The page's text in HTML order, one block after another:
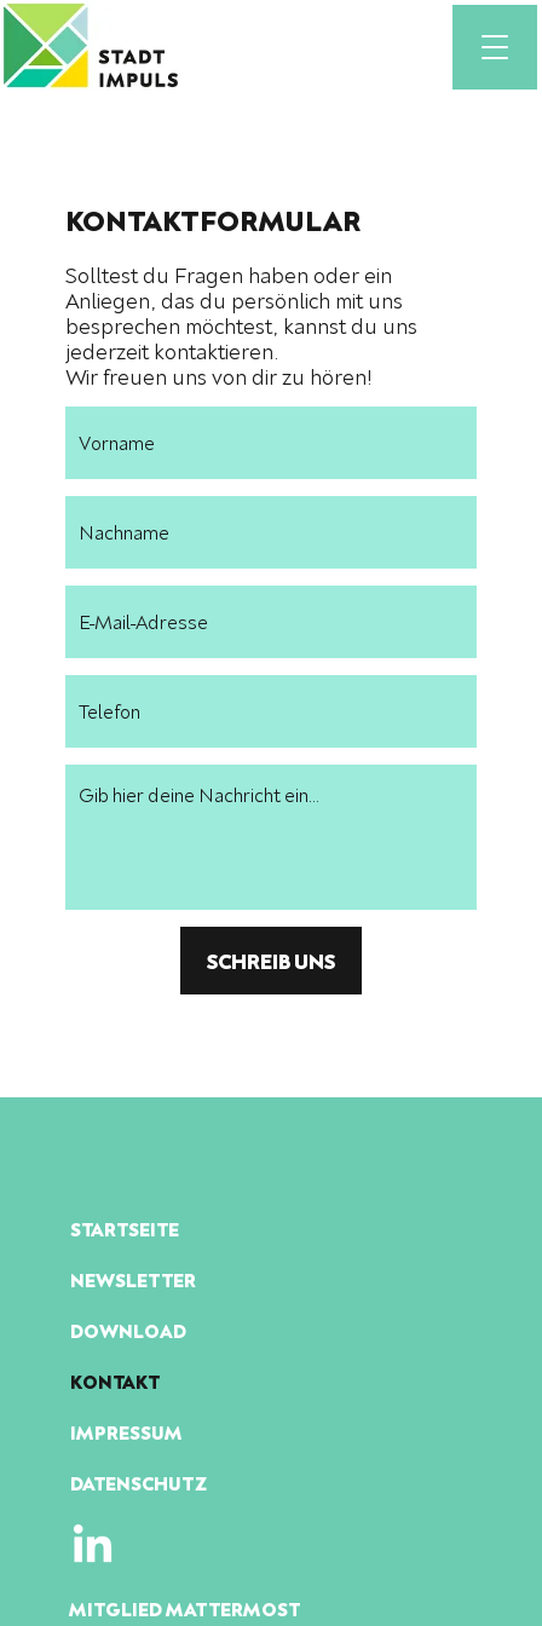
KONTAKTFORMULAR
Solltest du Fragen haben oder ein
Anliegen, das du persönlich mit uns
besprechen möchtest, kannst du uns
jederzeit kontaktieren.
Wir freuen uns von dir zu hören!
SCHREIB UNS
STARTSEITE
NEWSLETTER
DOWNLOAD
KONTAKT
IMPRESSUM
DATENSCHUTZ
MITGLIED MATTERMOST